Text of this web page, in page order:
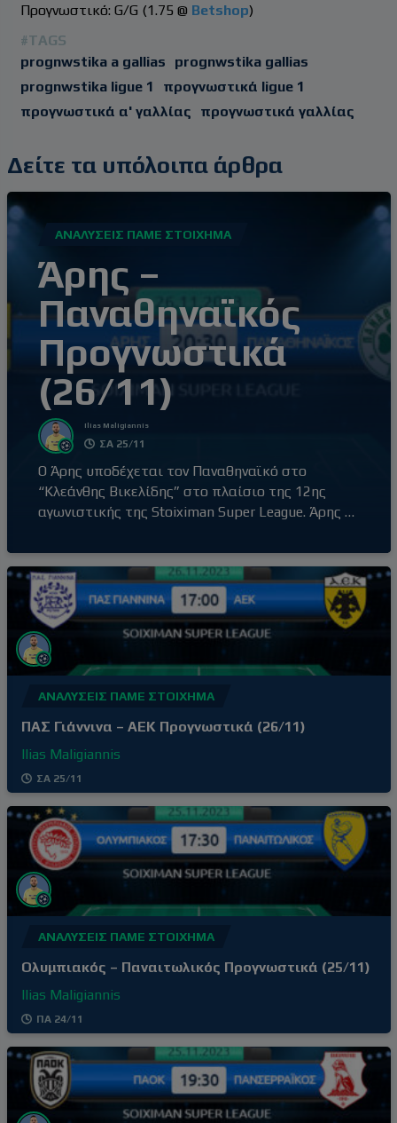
Προγνωστικό: G/G (1.75 @ Betshop)
#TAGS
prognwstika a gallias
prognwstika gallias
prognwstika ligue 1
προγνωστικά ligue 1
προγνωστικά α' γαλλίας
προγνωστικά γαλλίας
Δείτε τα υπόλοιπα άρθρα
ΑΝΑΛΎΣΕΙΣ ΠΆΜΕ ΣΤΟΊΧΗΜΑ
Άρης –
Παναθηναϊκός
Προγνωστικά
(26/11)
Ilias Maligiannis
ΣΑ 25/11
Ο Άρης υποδέχεται τον Παναθηναϊκό στο
“Κλεάνθης Βικελίδης” στο πλαίσιο της 12ης
αγωνιστικής της Stoiximan Super League. Άρης –
με τη νίκη επί του Βόλου εκτός έδρας, με σκορ
0-2, αφήνοντας πίσω του την απρόσμενη ήττα
στο γήπεδό του από τον Ατρόμητο (1-3) δύο
αγωνιστικές πριν. Τρίτη νίκη στα
ΑΝΑΛΎΣΕΙΣ ΠΆΜΕ ΣΤΟΊΧΗΜΑ
ΠΑΣ Γιάννινα – ΑΕΚ Προγνωστικά (26/11)
Ilias Maligiannis
ΣΑ 25/11
ΑΝΑΛΎΣΕΙΣ ΠΆΜΕ ΣΤΟΊΧΗΜΑ
Ολυμπιακός – Παναιτωλικός Προγνωστικά (25/11)
Ilias Maligiannis
ΠΑ 24/11